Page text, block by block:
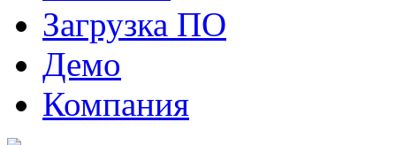
Загрузка ПО
Демо
Компания